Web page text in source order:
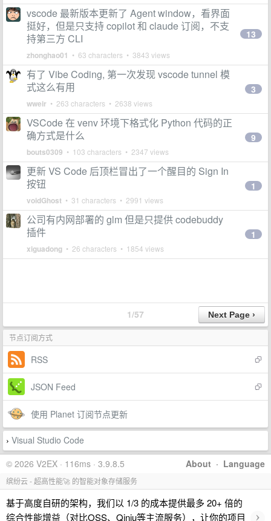
vscode 最新版本更新了 Agent window，看界面
挺好，但是只支持 copilot 和 claude 订阅，不支
持第三方 CLI
zhonghao01 • 63 characters • 3843 views
13
有了 Vibe Coding, 第一次发现 vscode tunnel 模
式这么有用
wweir • 263 characters • 2638 views
3
VSCode 在 venv 环境下格式化 Python 代码的正
确方式是什么
bouts0309 • 103 characters • 2347 views
9
更新 VS Code 后顶栏冒出了一个醒目的 Sign In
按钮
voidGhost • 31 characters • 2991 views
1
公司有内网部署的 glm 但是只提供 codebuddy
插件
xiguadong • 26 characters • 1854 views
1
1/57
节点订阅方式
RSS
JSON Feed
使用 Planet 订阅节点更新
› Visual Studio Code
About · Language
© 2026 V2EX · 116ms · 3.9.8.5
缤纷云 - 超高性能🚀 的智能对象存储服务
基于高度自研的架构，我们以 1/3 的成本提供最多 20+ 倍的
综合性能增益（对比OSS、Qiniu等主流服务），让你的项目
›